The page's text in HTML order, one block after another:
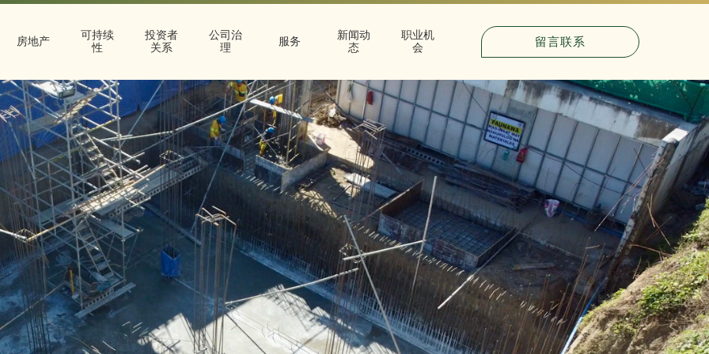
房地产
可持续
性
投资者
关系
公司治
理
服务
新闻动
态
职业机
会
留言联系